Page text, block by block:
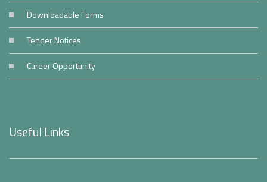
Downloadable Forms
Tender Notices
Career Opportunity
Useful Links